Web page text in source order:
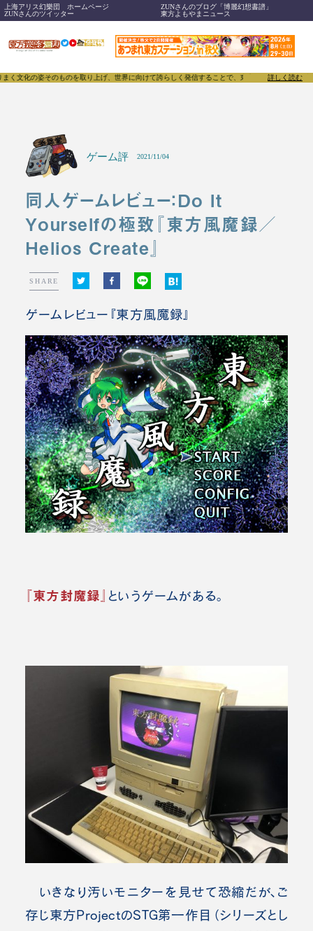
上海アリス幻樂団 ホームページ
ZUNさんのブログ「博麗幻想書譜」
ZUNさんのツイッター
東方よもやまニュース
取り上げ、世界に向けて誇らしく発信することで、東方Projectのみならず「同人文化」そのも
詳しく読む
ゲーム評 2021/11/04
同人ゲームレビュー：Do It
Yourselfの極致『東方風魔録／
Helios Create』
SHARE
ゲームレビュー『東方風魔録』
『東方封魔録』 というゲームがある。
いきなり汚いモニターを見せて恐縮だが、ご
存じ東方ProjectのSTG第一作目（シリーズとし